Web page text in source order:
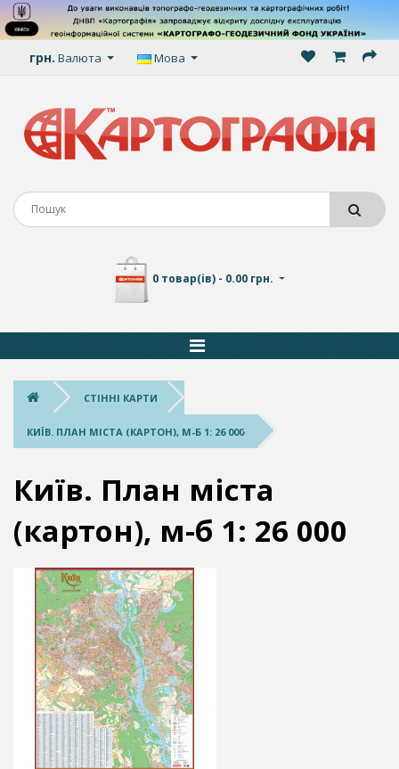
грн. Валюта Мова
0 товар(ів) - 0.00 грн.
СТІННІ КАРТИ
КИЇВ. ПЛАН МІСТА (КАРТОН), М-Б 1: 26 000
Київ. План міста
(картон), м-б 1: 26 000